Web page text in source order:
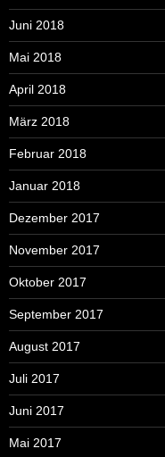
Juni 2018
Mai 2018
April 2018
März 2018
Februar 2018
Januar 2018
Dezember 2017
November 2017
Oktober 2017
September 2017
August 2017
Juli 2017
Juni 2017
Mai 2017